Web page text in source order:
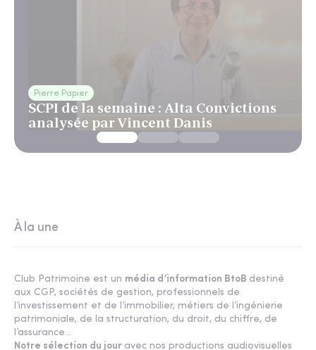
Pierre Papier
SCPI de la semaine : Alta Convictions
analysée par Vincent Danis
À la une
Club Patrimoine est un média d’information BtoB destiné
aux CGP, sociétés de gestion, professionnels de
l’investissement et de l’immobilier, métiers de l’ingénierie
patrimoniale, de la structuration, du droit, du chiffre, de
l’assurance...
Notre sélection du jour avec nos productions audiovisuelles